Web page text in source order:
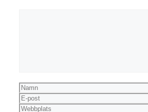
Namn
E-
post
Webbplats